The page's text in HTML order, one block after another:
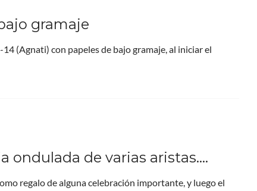
gramaje
(Agnati) con papeles de bajo gramaje, al iniciar el
ondulada de varias aristas….
regalo de alguna celebración importante, y luego el